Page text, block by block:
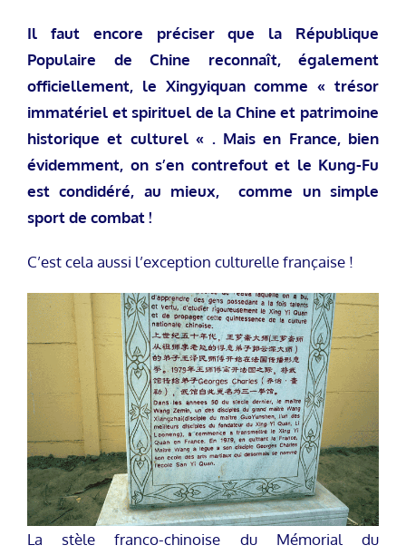
Il faut encore préciser que la République
Populaire de Chine reconnaît, également
officiellement, le Xingyiquan comme « trésor
immatériel et spirituel de la Chine et patrimoine
historique et culturel « . Mais en France, bien
évidemment, on s’en contrefout et le Kung-Fu
est condidéré, au mieux, comme un simple
sport de combat !
C’est cela aussi l’exception culturelle française !
La stèle franco-chinoise du Mémorial du